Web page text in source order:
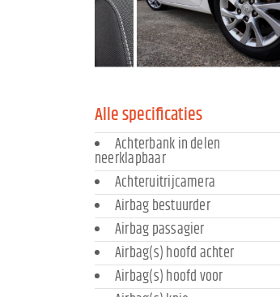
Alle specificaties
Achterbank in delen
neerklapbaar
Achteruitrijcamera
Airbag bestuurder
Airbag passagier
Airbag(s) hoofd achter
Airbag(s) hoofd voor